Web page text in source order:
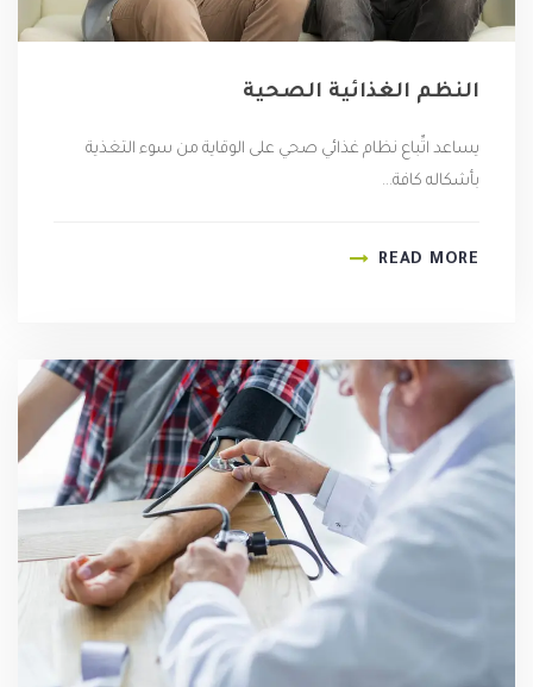
النظم الغذائية الصحية
يساعد اتِّباع نظام غذائي صحي على الوقاية من سوء التغذية
بأشكاله كافة...
READ MORE